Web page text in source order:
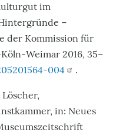
im
–
der Kommission für
Weimar 2016, 35–
004 .
,
in: Neues